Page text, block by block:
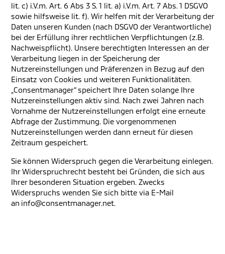
lit. c) i.V.m. Art. 6 Abs 3 S. 1 lit. a) i.V.m. Art. 7 Abs. 1 DSGVO
sowie hilfsweise lit. f). Wir helfen mit der Verarbeitung der
Daten unseren Kunden (nach DSGVO der Verantwortliche)
bei der Erfüllung ihrer rechtlichen Verpflichtungen (z.B.
Nachweispflicht). Unsere berechtigten Interessen an der
Verarbeitung liegen in der Speicherung der
Nutzereinstellungen und Präferenzen in Bezug auf den
Einsatz von Cookies und weiteren Funktionalitäten.
„Consentmanager“ speichert Ihre Daten solange Ihre
Nutzereinstellungen aktiv sind. Nach zwei Jahren nach
Vornahme der Nutzereinstellungen erfolgt eine erneute
Abfrage der Zustimmung. Die vorgenommenen
Nutzereinstellungen werden dann erneut für diesen
Zeitraum gespeichert.
Sie können Widerspruch gegen die Verarbeitung einlegen.
Ihr Widerspruchrecht besteht bei Gründen, die sich aus
Ihrer besonderen Situation ergeben. Zwecks
Widerspruchs wenden Sie sich bitte via E-Mail
an info@consentmanager.net.